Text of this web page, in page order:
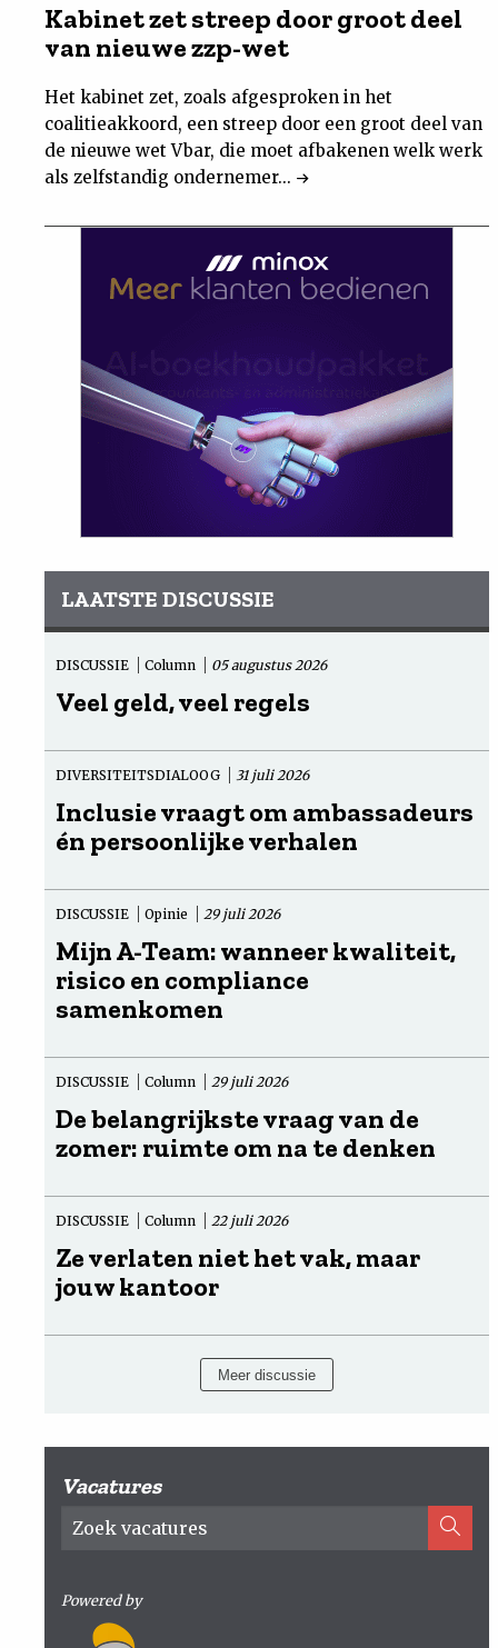
Kabinet zet streep door groot deel
van nieuwe zzp-wet
Het kabinet zet, zoals afgesproken in het
coalitieakkoord, een streep door een groot deel van
de nieuwe wet Vbar, die moet afbakenen welk werk
als zelfstandig ondernemer...
LAATSTE DISCUSSIE
DISCUSSIE Column 05 augustus 2026
Veel geld, veel regels
DIVERSITEITSDIALOOG 31 juli 2026
Inclusie vraagt om ambassadeurs
én persoonlijke verhalen
DISCUSSIE Opinie 29 juli 2026
Mijn A-Team: wanneer kwaliteit,
risico en compliance
samenkomen
DISCUSSIE Column 29 juli 2026
De belangrijkste vraag van de
zomer: ruimte om na te denken
DISCUSSIE Column 22 juli 2026
Ze verlaten niet het vak, maar
jouw kantoor
Meer discussie
Vacatures
Powered by